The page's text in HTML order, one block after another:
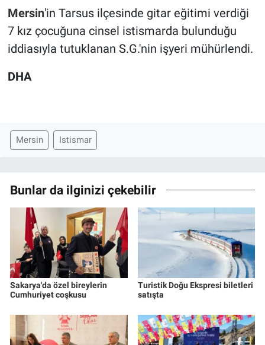
Mersin'in Tarsus ilçesinde gitar eğitimi verdiği
7 kız çocuğuna cinsel istismarda bulunduğu
iddiasıyla tutuklanan S.G.'nin işyeri mühürlendi.
DHA
Mersin Istismar
Bunlar da ilginizi çekebilir
Sakarya'da özel bireylerin
Cumhuriyet coşkusu
Turistik Doğu Ekspresi biletleri
satışta